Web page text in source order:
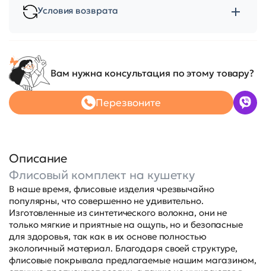
Условия возврата
Вам нужна консультация по этому товару?
Перезвоните
Описание
Флисовый комплект на кушетку
В наше время, флисовые изделия чрезвычайно
популярны, что совершенно не удивительно.
Изготовленные из синтетического волокна, они не
только мягкие и приятные на ощупь, но и безопасные
для здоровья, так как в их основе полностью
экологичный материал. Благодаря своей структуре,
флисовые покрывала предлагаемые нашим магазином,